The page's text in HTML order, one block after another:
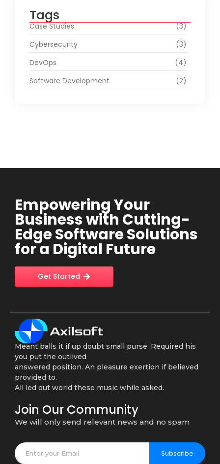
Tags
Case Studies
(3)
Cybersecurity
(3)
DevOps
(4)
Software Development
(2)
Empowering Your
Business with Cutting-
Edge Software Solutions
for a Digital Future
Get Started
Meant balls it if up doubt small purse. Required his
you put the outlived
answered position. An pleasure exertion if believed
provided to.
All led out world these music while asked.
Join Our Community
We will only send relevant news and no spam
Subscribe